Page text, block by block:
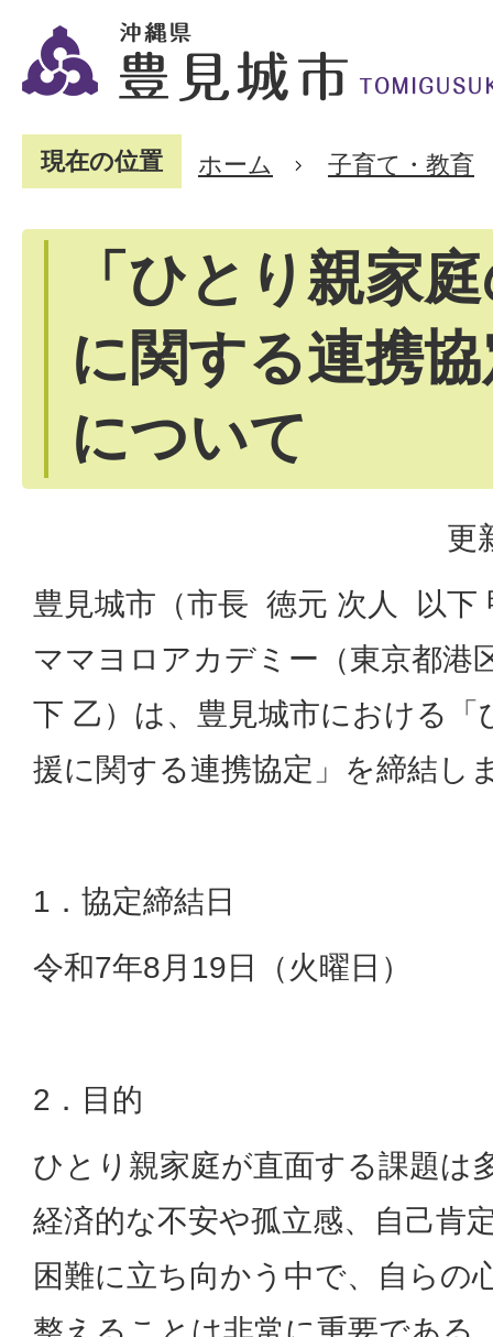
現在の位置 ホーム 子育て・教育
「ひとり親家
に関する連携
について
更
豊見城市（市長 徳元 次人 以下
ママヨロアカデミー（東京都
下 乙）は、豊見城市における「
援に関する連携協定」を締結し
1．協定締結日
令和7年8月19日（火曜日）
2．目的
ひとり親家庭が直面する課題は
経済的な不安や孤立感、自己肯
困難に立ち向かう中で、自らの